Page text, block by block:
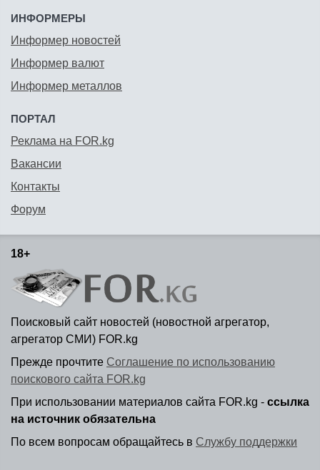
ИНФОРМЕРЫ
Информер новостей
Информер валют
Информер металлов
ПОРТАЛ
Реклама на FOR.kg
Вакансии
Контакты
Форум
18+
Поисковый сайт новостей (новостной агрегатор,
агрегатор СМИ) FOR.kg
Прежде прочтите Соглашение по использованию
поискового сайта FOR.kg
При использовании материалов сайта FOR.kg - ссылка
на источник обязательна
По всем вопросам обращайтесь в Службу поддержки